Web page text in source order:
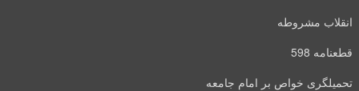
مشروطه
598
خواص بر امام جامعه